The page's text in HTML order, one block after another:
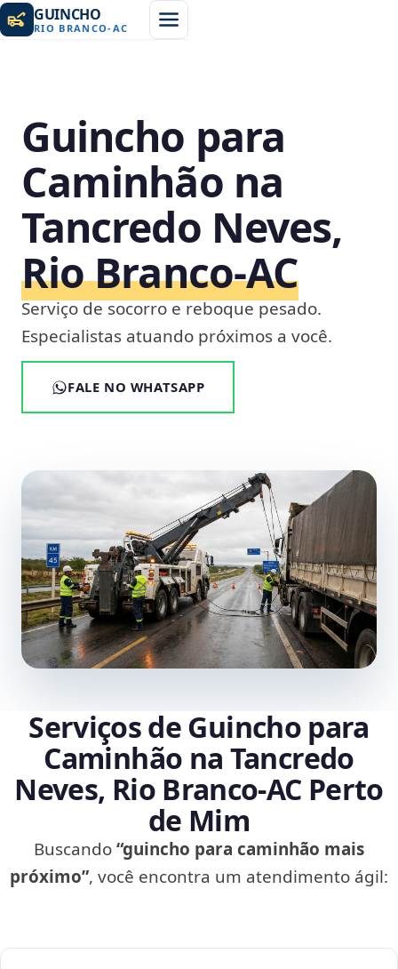
GUINCHO
RIO BRANCO-AC
Guincho para
Caminhão na
Tancredo Neves,
Rio Branco‑AC
Serviço de socorro e reboque pesado.
Especialistas atuando próximos a você.
FALE NO WHATSAPP
Serviços de Guincho para
Caminhão na Tancredo
Neves, Rio Branco‑AC Perto
de Mim
Buscando“guincho para caminhão mais
próximo”, você encontra um atendimento ágil: